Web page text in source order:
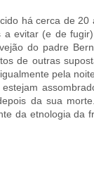
há cerca de
evitar (e de
do padre
de outras
pela
da sua
da etnologia da